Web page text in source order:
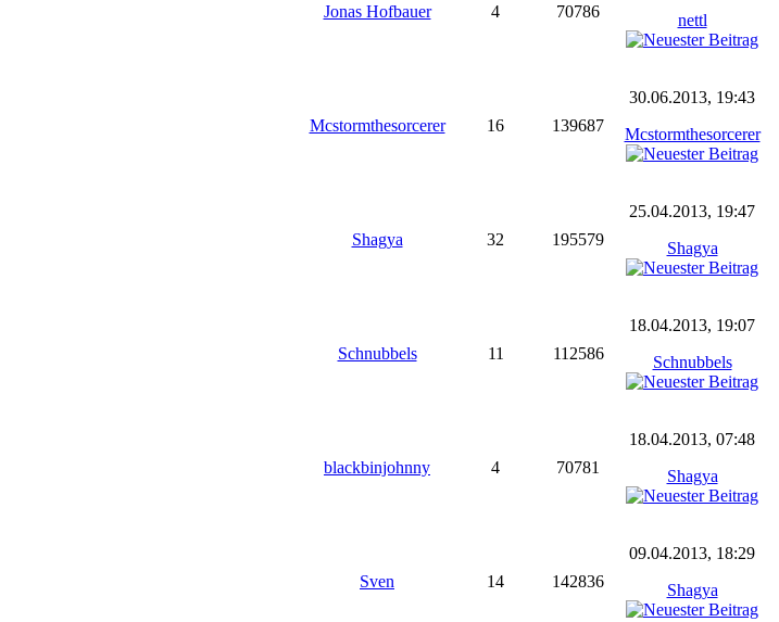
Jonas Hofbauer 4 70786
nettl
Mcstormthesorcerer 16 139687
30.06.2013, 19:43
Mcstormthesorcerer
Shagya 32 195579
25.04.2013, 19:47
Shagya
Schnubbels 11 112586
18.04.2013, 19:07
Schnubbels
blackbinjohnny 4 70781
18.04.2013, 07:48
Shagya
Sven 14 142836
09.04.2013, 18:29
Shagya